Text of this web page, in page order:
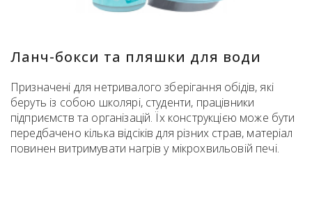
Ланч-бокси та пляшки для води
Призначені для нетривалого зберігання обідів, які
беруть із собою школярі, студенти, працівники
підприємств та організацій. Їх конструкцією може бути
передбачено кілька відсіків для різних страв, матеріал
повинен витримувати нагрів у мікрохвильовій печі.